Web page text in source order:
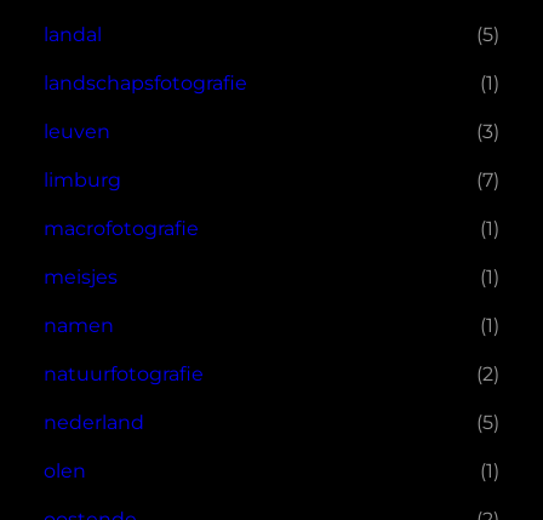
landal (5)
landschapsfotografie (1)
leuven (3)
limburg (7)
macrofotografie (1)
meisjes (1)
namen (1)
natuurfotografie (2)
nederland (5)
olen (1)